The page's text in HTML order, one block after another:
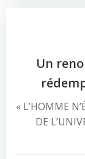
Un
« L’HOMME
DE